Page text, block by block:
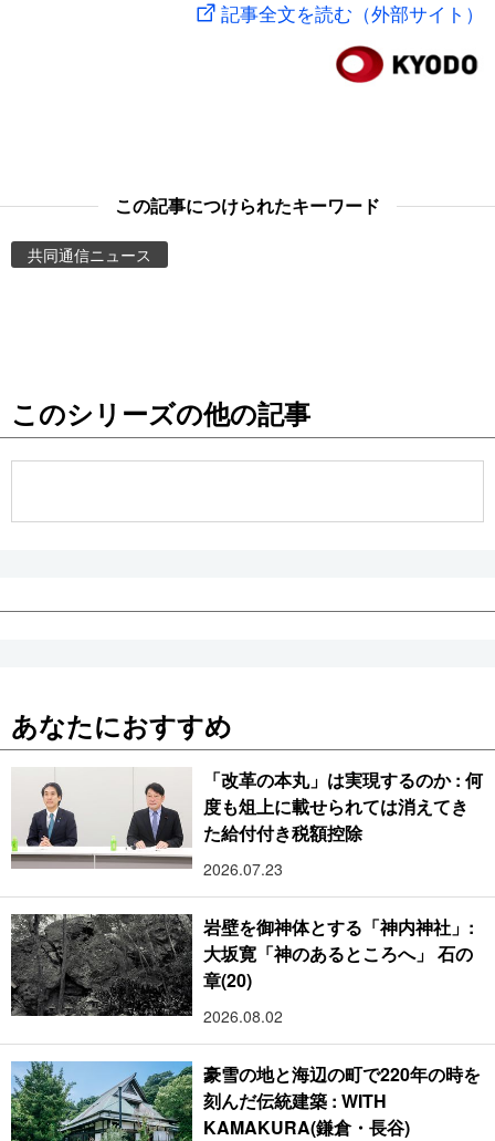
People
記事全文を読む（外部サイト）
この記事につけられたキーワード
共同通信ニュース
このシリーズの他の記事
あなたにおすすめ
「改革の本丸」は実現するのか : 何
度も俎上に載せられては消えてき
た給付付き税額控除
2026.07.23
岩壁を御神体とする「神内神社」:
大坂寛「神のあるところへ」 石の
章(20)
2026.08.02
豪雪の地と海辺の町で220年の時を
刻んだ伝統建築 : WITH
KAMAKURA(鎌倉・長谷)